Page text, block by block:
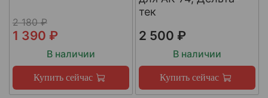
2 180 ₽
1 390 ₽
В наличии
Купить сейчас
тек
2 500 ₽
В наличии
Купить сейчас